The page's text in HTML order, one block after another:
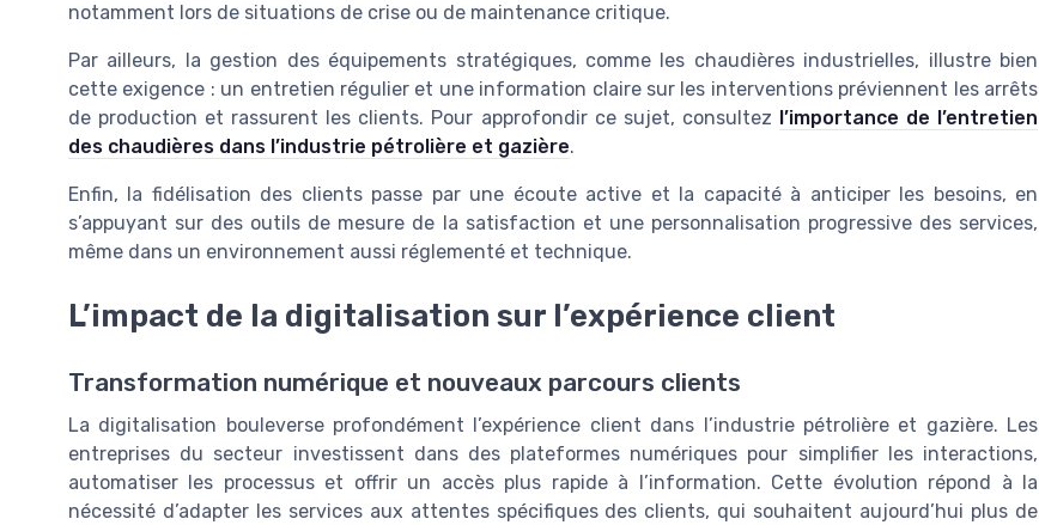
notamment lors de situations de crise ou de maintenance critique.
Par ailleurs, la gestion des équipements stratégiques, comme les chaudières industrielles, illustre bien
cette exigence : un entretien régulier et une information claire sur les interventions préviennent les arrêts
de production et rassurent les clients. Pour approfondir ce sujet, consultez l’importance de l’entretien
des chaudières dans l’industrie pétrolière et gazière.
Enfin, la fidélisation des clients passe par une écoute active et la capacité à anticiper les besoins, en
s’appuyant sur des outils de mesure de la satisfaction et une personnalisation progressive des services,
même dans un environnement aussi réglementé et technique.
L’impact de la digitalisation sur l’expérience client
Transformation numérique et nouveaux parcours clients
La digitalisation bouleverse profondément l’expérience client dans l’industrie pétrolière et gazière. Les
entreprises du secteur investissent dans des plateformes numériques pour simplifier les interactions,
automatiser les processus et offrir un accès plus rapide à l’information. Cette évolution répond à la
nécessité d’adapter les services aux attentes spécifiques des clients, qui souhaitent aujourd’hui plus de